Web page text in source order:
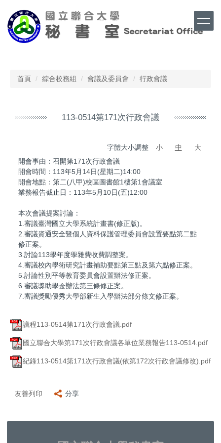
到
主
要
首頁 綜合校務組 會議及委員會 行政會議
113-0514第171次行政會議
字體大小調整 小 中
大
開會事由：召開第171次行政會議
開會時間：113年5月14日(星期二)14:00
開會地點：第二(八甲)校區圖書館1樓第1會議室
業務報告截止日：113年5月10日(五)12:00
本次會議提案討論：
1.審議臺灣國立大學系統計畫書(修正版)。
2.審議資通安全暨個人資料保護管理委員會設置要點第二點
修正案。
3.討論113學年度學雜費收費調整案。
4.審議校內學術研究計畫補助要點第三點及第六點修正案。
5.討論性別平等教育委員會設置辦法修正案。
6.審議獎助學金辦法第三條修正案。
7.審議獎勵優秀大學部新生入學辦法部分條文修正案。
議程113-0514第171次行政會議.pdf
國立聯合大學第171次行政會議各單位業務報告113-0514.pdf
紀錄113-0514第171次行政會議(依第172次行政會議修改).pdf
友善列印 分享